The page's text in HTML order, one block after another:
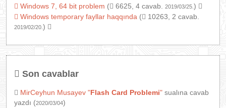
Windows 7, 64 bit problem ( 6625, 4 cavab. 2019/03/25. )
Windows temporary fayllar haqqında ( 10263, 2 cavab.
2019/02/20. )
Son cavablar
MirCeyhun Musayev "Flash Card Problemi" sualına cavab
yazdı (2020/03/04)